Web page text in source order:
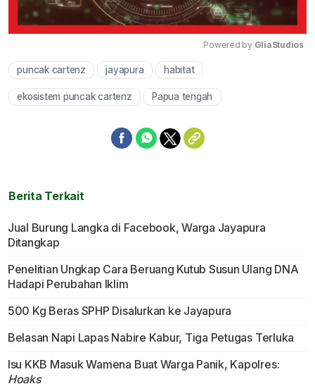
Powered by GliaStudios
puncak cartenz jayapura habitat
ekosistem puncak cartenz Papua tengah
Berita Terkait
Jual Burung Langka di Facebook, Warga Jayapura
Ditangkap
Penelitian Ungkap Cara Beruang Kutub Susun Ulang DNA
Hadapi Perubahan Iklim
500 Kg Beras SPHP Disalurkan ke Jayapura
Belasan Napi Lapas Nabire Kabur, Tiga Petugas Terluka
Isu KKB Masuk Wamena Buat Warga Panik, Kapolres:
Hoaks